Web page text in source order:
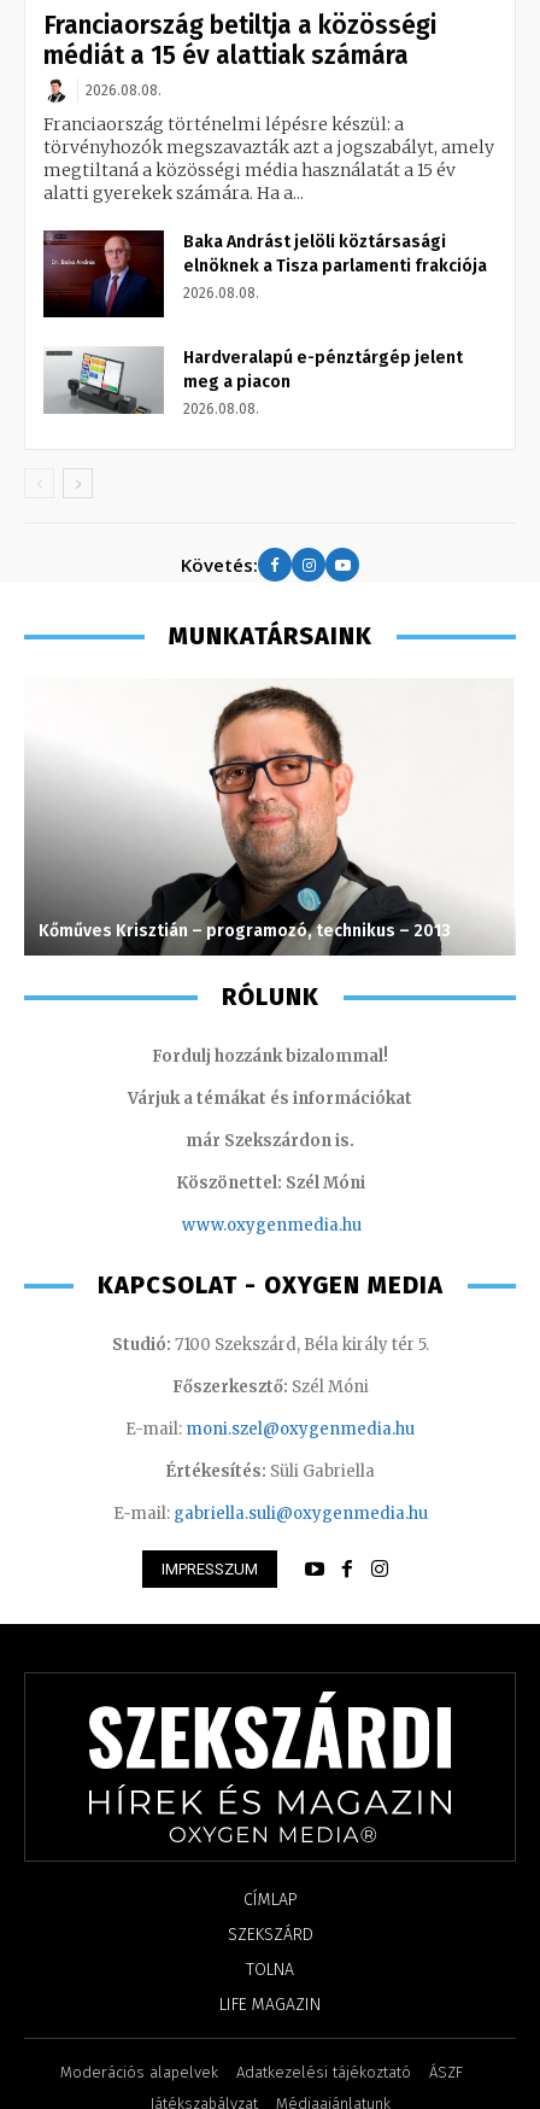
Franciaország betiltja a közösségi
médiát a 15 év alattiak számára
2026.08.08.
Franciaország történelmi lépésre készül: a
törvényhozók megszavazták azt a jogszabályt, amely
megtiltaná a közösségi média használatát a 15 év
alatti gyerekek számára. Ha a...
Baka Andrást jelöli köztársasági
elnöknek a Tisza parlamenti frakciója
2026.08.08.
Hardveralapú e-pénztárgép jelent
meg a piacon
2026.08.08.
Követés:
MUNKATÁRSAINK
Kőműves Krisztián – programozó, technikus – 2013
RÓLUNK
Fordulj hozzánk bizalommal!
Várjuk a témákat és információkat
már Szekszárdon is.
Köszönettel: Szél Móni
www.oxygenmedia.hu
KAPCSOLAT - OXYGEN MEDIA
Studió: 7100 Szekszárd, Béla király tér 5.
Főszerkesztő: Szél Móni
E-mail: moni.szel@oxygenmedia.hu
Értékesítés: Süli Gabriella
E-mail: gabriella.suli@oxygenmedia.hu
IMPRESSZUM
CÍMLAP
SZEKSZÁRD
TOLNA
LIFE MAGAZIN
Moderációs alapelvek Adatkezelési tájékoztató
ÁSZF
Játékszabályzat
Médiaajánlatunk